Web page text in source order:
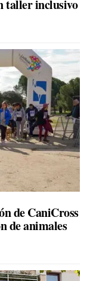
taller inclusivo
de CaniCross
de animales